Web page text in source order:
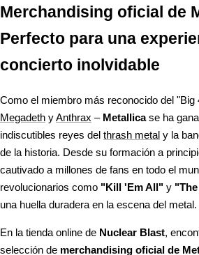
Merchandising oficial de
Perfecto para una
concierto inolvidable
Como el miembro más reconocido del "Big
Megadeth yAnthrax – Metallicase ha
indiscutibles reyes del thrash metal y la
de la historia. Desde su formación a
cautivado a millones de fans en todo el
revolucionarios como "Kill 'Em All" y
una huella duradera en la escena del metal.
En la tienda online de Nuclear Blast,
selección de merchandising oficial de